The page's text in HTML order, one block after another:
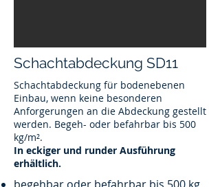
Schachtabdeckung SD11
Schachtabdeckung für bodenebenen
Einbau, wenn keine besonderen
Anforgerungen an die Abdeckung gestellt
werden. Begeh- oder befahrbar bis 500
kg/m².
In eckiger und runder Ausführung
erhältlich.